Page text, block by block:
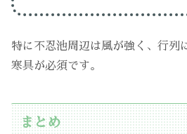
特に不忍池周辺は風が強く、行列
寒具が必須です。
まとめ